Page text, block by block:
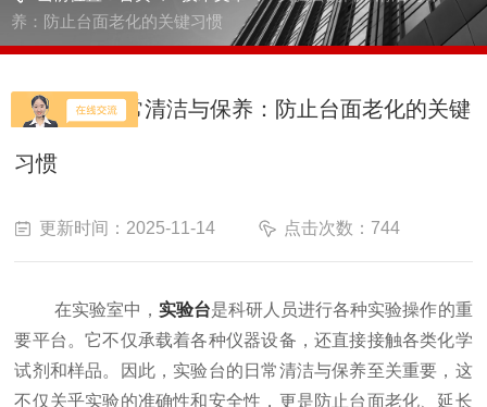
养：防止台面老化的关键习惯
实验台的日常清洁与保养：防止台面老化的关键
习惯
更新时间：2025-11-14 点击次数：744
在实验室中， 实验台是科研人员进行各种实验操作的重
要平台。它不仅承载着各种仪器设备，还直接接触各类化学
试剂和样品。因此，实验台的日常清洁与保养至关重要，这
不仅关乎实验的准确性和安全性，更是防止台面老化、延长